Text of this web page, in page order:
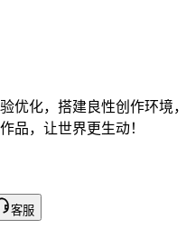
优化，搭建良性创作环境，
品，让世界更生动！
客服